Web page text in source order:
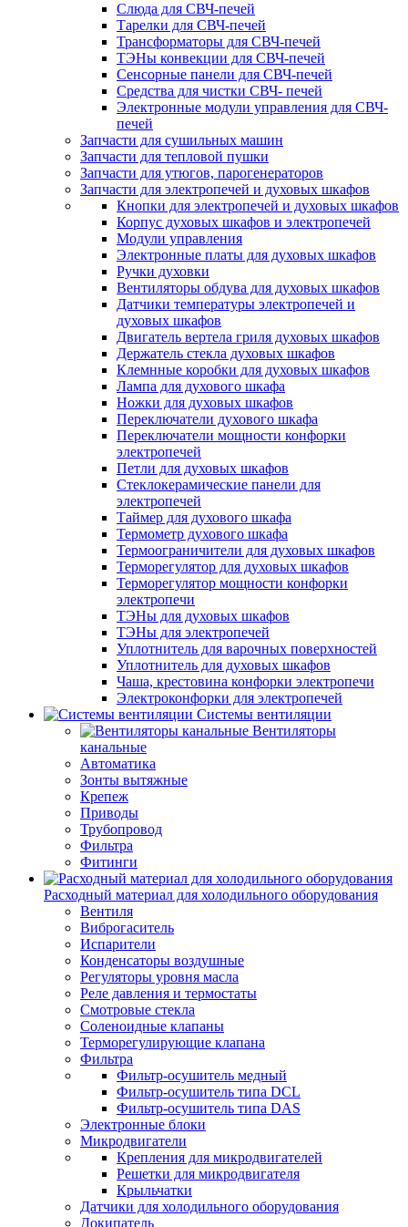
Слюда для СВЧ-печей
Тарелки для СВЧ-печей
Трансформаторы для СВЧ-печей
ТЭНы конвекции для СВЧ-печей
Сенсорные панели для СВЧ-печей
Средства для чистки СВЧ- печей
Электронные модули управления для СВЧ-
печей
Запчасти для сушильных машин
Запчасти для тепловой пушки
Запчасти для утюгов, парогенераторов
Запчасти для электропечей и духовых шкафов
Кнопки для электропечей и духовых шкафов
Корпус духовых шкафов и электропечей
Модули управления
Электронные платы для духовых шкафов
Ручки духовки
Вентиляторы обдува для духовых шкафов
Датчики температуры электропечей и
духовых шкафов
Двигатель вертела гриля духовых шкафов
Держатель стекла духовых шкафов
Клемнные коробки для духовых шкафов
Лампа для духового шкафа
Ножки для духовых шкафов
Переключатели духового шкафа
Переключатели мощности конфорки
электропечей
Петли для духовых шкафов
Стеклокерамические панели для
электропечей
Таймер для духового шкафа
Термометр духового шкафа
Термоограничители для духовых шкафов
Терморегулятор для духовых шкафов
Терморегулятор мощности конфорки
электропечи
ТЭНы для духовых шкафов
ТЭНы для электропечей
Уплотнитель для варочных поверхностей
Уплотнитель для духовых шкафов
Чаша, крестовина конфорки электропечи
Электроконфорки для электропечей
Системы вентиляции
Вентиляторы
канальные
Автоматика
Зонты вытяжные
Крепеж
Приводы
Трубопровод
Фильтра
Фитинги
Расходный материал для холодильного оборудования
Вентиля
Виброгаситель
Испарители
Конденсаторы воздушные
Регуляторы уровня масла
Реле давления и термостаты
Смотровые стекла
Соленоидные клапаны
Терморегулирующие клапана
Фильтра
Фильтр-осушитель медный
Фильтр-осушитель типа DCL
Фильтр-осушитель типа DAS
Электронные блоки
Микродвигатели
Крепления для микродвигателей
Решетки для микродвигателя
Крыльчатки
Датчики для холодильного оборудования
Докипатель